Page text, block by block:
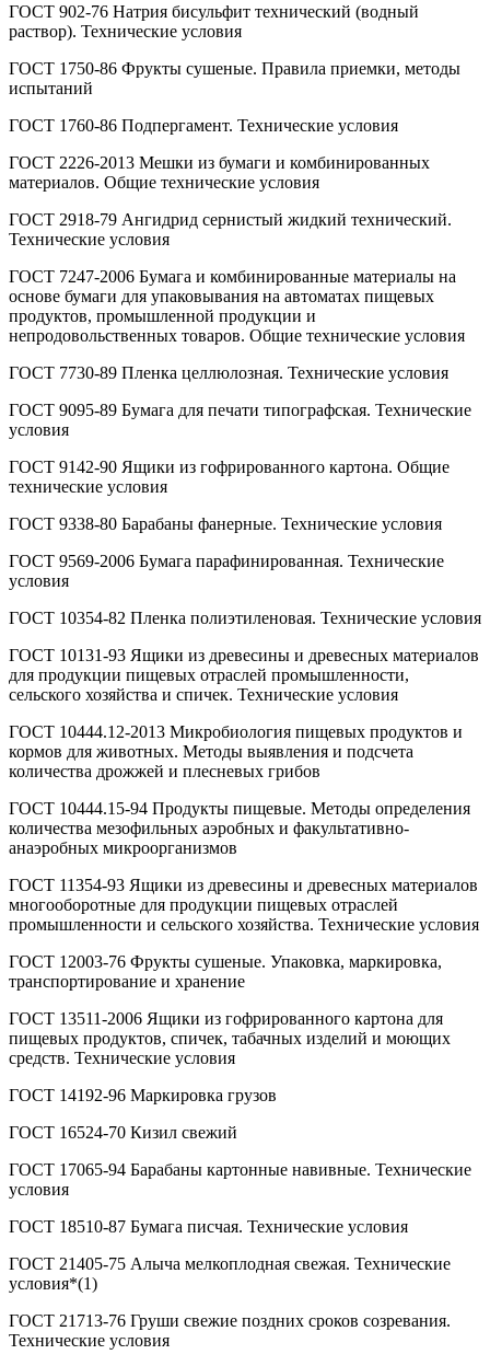
ГОСТ 902-76 Натрия бисульфит технический (водный
раствор). Технические условия
ГОСТ 1750-86 Фрукты сушеные. Правила приемки, методы
испытаний
ГОСТ 1760-86 Подпергамент. Технические условия
ГОСТ 2226-2013 Мешки из бумаги и комбинированных
материалов. Общие технические условия
ГОСТ 2918-79 Ангидрид сернистый жидкий технический.
Технические условия
ГОСТ 7247-2006 Бумага и комбинированные материалы на
основе бумаги для упаковывания на автоматах пищевых
продуктов, промышленной продукции и
непродовольственных товаров. Общие технические условия
ГОСТ 7730-89 Пленка целлюлозная. Технические условия
ГОСТ 9095-89 Бумага для печати типографская. Технические
условия
ГОСТ 9142-90 Ящики из гофрированного картона. Общие
технические условия
ГОСТ 9338-80 Барабаны фанерные. Технические условия
ГОСТ 9569-2006 Бумага парафинированная. Технические
условия
ГОСТ 10354-82 Пленка полиэтиленовая. Технические условия
ГОСТ 10131-93 Ящики из древесины и древесных материалов
для продукции пищевых отраслей промышленности,
сельского хозяйства и спичек. Технические условия
ГОСТ 10444.12-2013 Микробиология пищевых продуктов и
кормов для животных. Методы выявления и подсчета
количества дрожжей и плесневых грибов
ГОСТ 10444.15-94 Продукты пищевые. Методы определения
количества мезофильных аэробных и факультативно-
анаэробных микроорганизмов
ГОСТ 11354-93 Ящики из древесины и древесных материалов
многооборотные для продукции пищевых отраслей
промышленности и сельского хозяйства. Технические условия
ГОСТ 12003-76 Фрукты сушеные. Упаковка, маркировка,
транспортирование и хранение
ГОСТ 13511-2006 Ящики из гофрированного картона для
пищевых продуктов, спичек, табачных изделий и моющих
средств. Технические условия
ГОСТ 14192-96 Маркировка грузов
ГОСТ 16524-70 Кизил свежий
ГОСТ 17065-94 Барабаны картонные навивные. Технические
условия
ГОСТ 18510-87 Бумага писчая. Технические условия
ГОСТ 21405-75 Алыча мелкоплодная свежая. Технические
условия*(1)
ГОСТ 21713-76 Груши свежие поздних сроков созревания.
Технические условия